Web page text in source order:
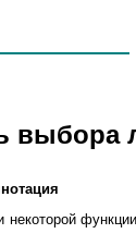
выбора